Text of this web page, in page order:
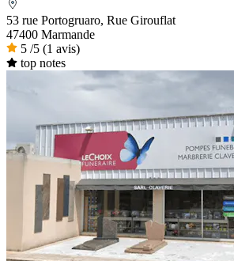
53 rue Portogruaro, Rue Girouflat
47400 Marmande
5 /5 (1 avis)
top notes